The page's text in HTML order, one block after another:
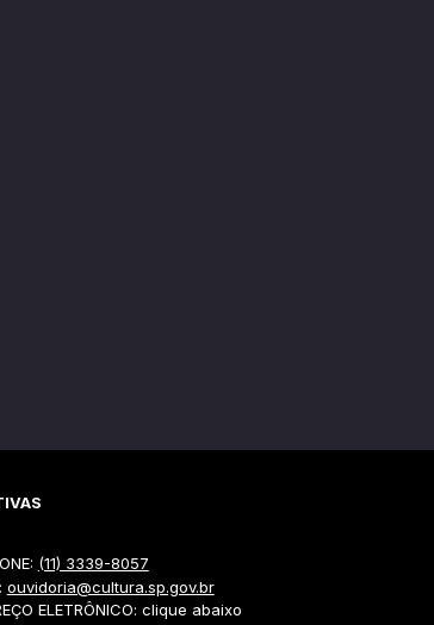
(11) 3339-8057
ouvidoria@cultura.sp.gov.br
ELETRÔNICO: clique abaixo